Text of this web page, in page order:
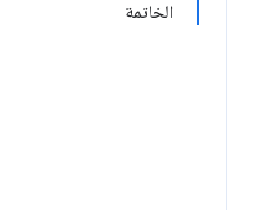
الخاتمة